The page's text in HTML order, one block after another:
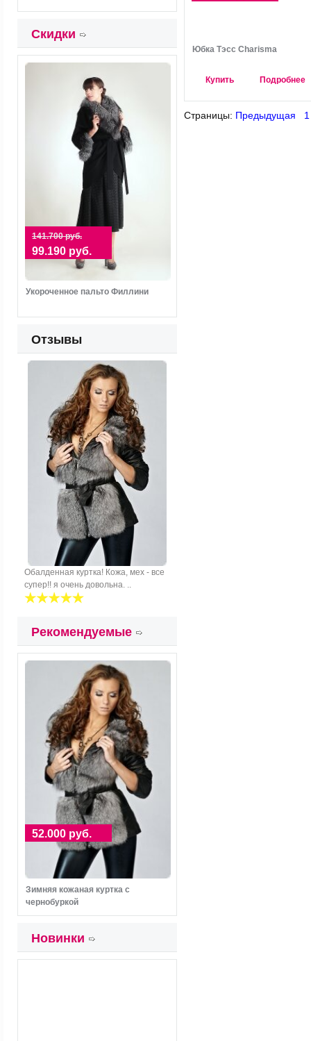
Юбка Тэсс Charisma
Купить Подробнее
Страницы: Предыдущая 1
Скидки
141.700 руб.
99.190 руб.
Укороченное пальто Филлини
Отзывы
Обалденная куртка! Кожа, мех - все
супер!! я очень довольна. ..
Рекомендуемые
52.000 руб.
Зимняя кожаная куртка с
чернобуркой
Новинки